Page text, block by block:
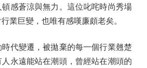
感蒼涼與無力。這位叱咤時尚秀場
業巨變，也唯有感嘆廉頗老矣。
變遷，被拋棄的每一個行業翹楚
永遠能站在潮頭，曾經站在潮頭的